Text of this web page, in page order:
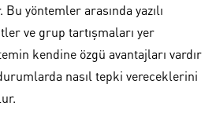
yöntemler arasında yazılı
ve grup tartışmaları yer
kendine özgü avantajları vardır
nasıl tepki vereceklerini